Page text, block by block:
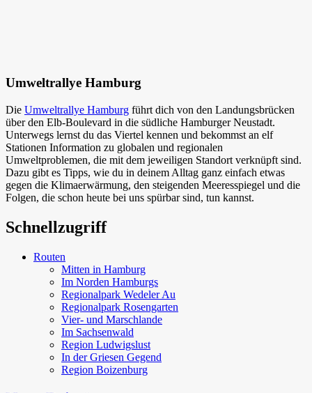
Umweltrallye Hamburg
Die Umweltrallye Hamburg führt dich von den Landungsbrücken
über den Elb-Boulevard in die südliche Hamburger Neustadt.
Unterwegs lernst du das Viertel kennen und bekommst an elf
Stationen Information zu globalen und regionalen
Umweltproblemen, die mit dem jeweiligen Standort verknüpft sind.
Dazu gibt es Tipps, wie du in deinem Alltag ganz einfach etwas
gegen die Klimaerwärmung, den steigenden Meeresspiegel und die
Folgen, die schon heute bei uns spürbar sind, tun kannst.
Schnellzugriff
Routen
Mitten in Hamburg
Im Norden Hamburgs
Regionalpark Wedeler Au
Regionalpark Rosengarten
Vier- und Marschlande
Im Sachsenwald
Region Ludwigslust
In der Griesen Gegend
Region Boizenburg